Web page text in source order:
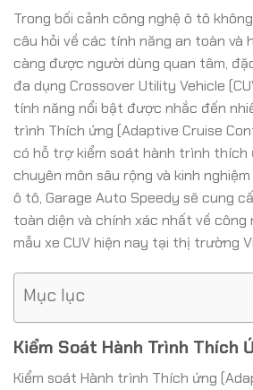
Trong bối cảnh công nghệ ô tô
câu hỏi về các tính năng an toàn và
càng được người dùng quan tâm,
đa dụng Crossover Utility Vehicle
tính năng nổi bật được nhắc đến
trình Thích ứng (Adaptive Cruise
có hỗ trợ kiểm soát hành trình thích
chuyên môn sâu rộng và kinh
ô tô, Garage Auto Speedy sẽ cung
toàn diện và chính xác nhất về
mẫu xe CUV hiện nay tại thị trường
Mục lục
Kiểm Soát Hành Trình Thích
Kiểm soát Hành trình Thích ứng